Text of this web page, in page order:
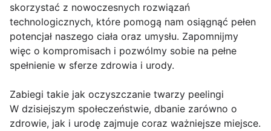
skorzystać z nowoczesnych rozwiązań
technologicznych, które pomogą nam osiągnąć pełen
potencjał naszego ciała oraz umysłu. Zapomnijmy
więc o kompromisach i pozwólmy sobie na pełne
spełnienie w sferze zdrowia i urody.
Zabiegi takie jak oczyszczanie twarzy peelingi
W dzisiejszym społeczeństwie, dbanie zarówno o
zdrowie, jak i urodę zajmuje coraz ważniejsze miejsce.